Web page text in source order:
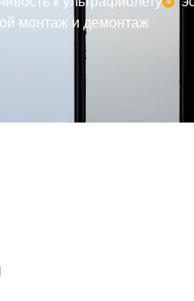
монтаж и демонтаж